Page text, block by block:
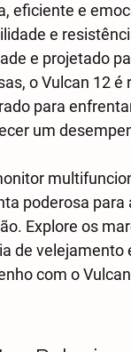
eficiente e
e
e projetado
o Vulcan 12
para
um
poderosa para
Explore os
de velejamento
com o